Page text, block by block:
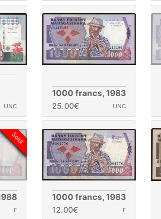
UNC
1000 francs, 1983
25.00€
UNC
Sold!
F
1000 francs, 1983
12.00€
F